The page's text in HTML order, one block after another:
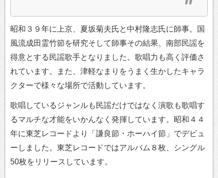
昭和３９年に上京、夏坂菊夫氏と中村隆志氏に師事。国
風流成田霊竹節を研究そして師事その結果、南部民謡を
得意とする民謡歌手となりました。歌唱力も高く評価さ
れています。また、津軽なまりをうまく生かしたキャラ
クターで様々な場所で活動しています。
歌唱しているジャンルも民謡だけではなく演歌も歌唱す
るマルチな才能をいかんなく発揮しています。昭和４４
年に東芝レコードより「謙良節・ホーハイ節」でデビュ
ーしました。東芝レコードではアルバム８枚、シングル
50枚をリリースしています。